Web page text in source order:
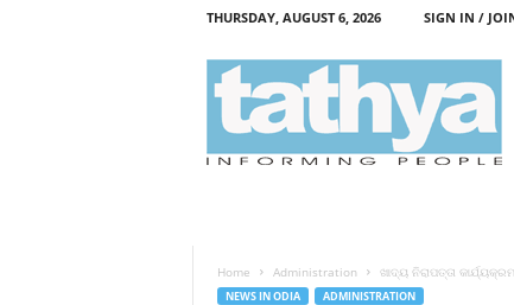
THURSDAY, AUGUST 6, 2026 SIGN IN /
Home Administration ଖାଦ୍ୟ ନିରାପତ୍ତା
NEWS IN ODIA ADMINISTRATION